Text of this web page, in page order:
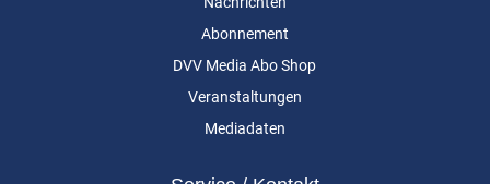
Abonnement
DVV Media Abo Shop
Veranstaltungen
Mediadaten